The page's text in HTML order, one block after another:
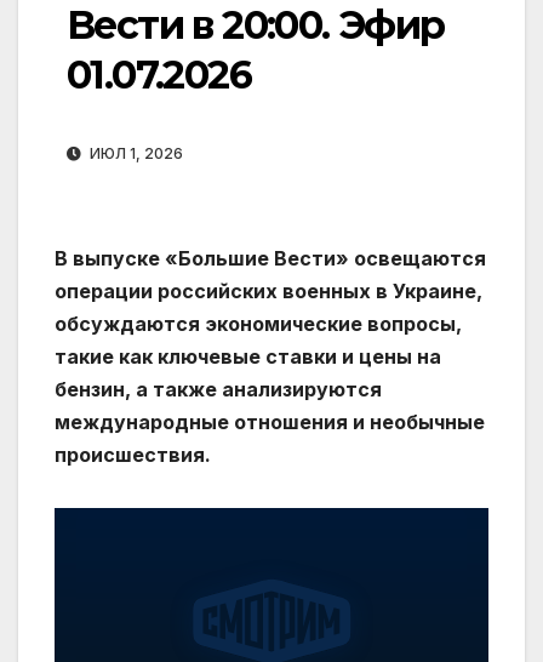
Вести в 20:00. Эфир
01.07.2026
ИЮЛ 1, 2026
В выпуске «Большие Вести» освещаются
операции российских военных в Украине,
обсуждаются экономические вопросы,
такие как ключевые ставки и цены на
бензин, а также анализируются
международные отношения и необычные
происшествия.